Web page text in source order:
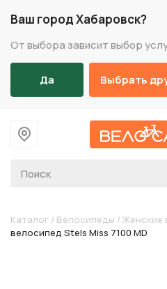
Ваш город Хабаровск?
От выбора зависит выбор
Да Выбрать
Каталог / Велосипеды / Женские
велосипед Stels Miss 7100 MD